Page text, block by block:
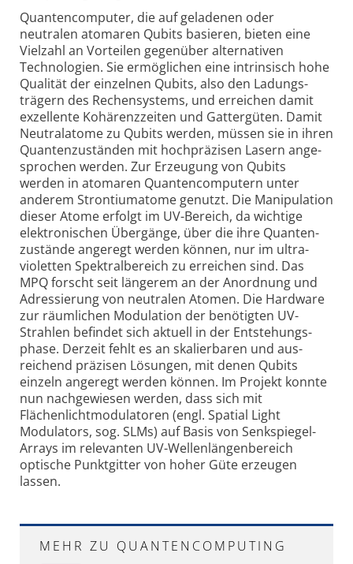
Quanten­computer, die auf geladenen oder
neutralen atomaren Qubits basieren, bieten eine
Vielzahl an Vorteilen gegen­über alter­nativen
Techno­logien. Sie ermög­lichen eine intrinsisch hohe
Qualität der einzelnen Qubits, also den Ladungs­
trägern des Rechen­systems, und erreichen damit
exzel­lente Kohärenz­zeiten und Gatter­güten. Damit
Neutral­atome zu Qubits werden, müssen sie in ihren
Quanten­zuständen mit hoch­präzisen Lasern ange­
sprochen werden. Zur Erzeugung von Qubits
werden in atomaren Quanten­computern unter
anderem Strontium­atome genutzt. Die Manipu­lation
dieser Atome erfolgt im UV-Bereich, da wichtige
elektro­nischen Übergänge, über die ihre Quanten­
zustände angeregt werden können, nur im ultra­
violetten Spektral­bereich zu erreichen sind. Das
MPQ forscht seit längerem an der Anordnung und
Adres­sierung von neutralen Atomen. Die Hardware
zur räumlichen Modulation der benötigten UV-
Strahlen befindet sich aktuell in der Ent­stehungs­
phase. Derzeit fehlt es an skalier­baren und aus­
reichend präzisen Lösungen, mit denen Qubits
einzeln angeregt werden können. Im Projekt konnte
nun nachge­wiesen werden, dass sich mit
Flächenlicht­modulatoren (engl. Spatial Light
Modulators, sog. SLMs) auf Basis von Senk­spiegel-
Arrays im relevanten UV-Wellen­längen­bereich
optische Punkt­gitter von hoher Güte erzeugen
lassen.
MEHR ZU QUANTENCOMPUTING